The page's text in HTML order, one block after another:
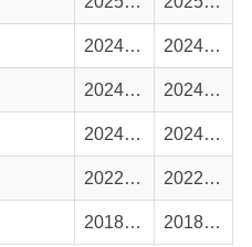
2022-10-10 2022-10-10
2018-06-01 2018-06-01
尾页
共 13 条
GO
务服务和数字发